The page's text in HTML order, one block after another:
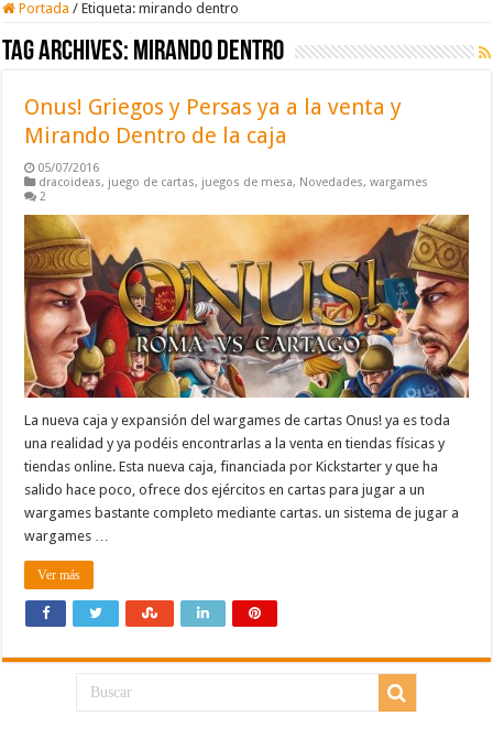
Portada / Etiqueta:mirando dentro
Tag Archives: mirando dentro
Onus! Griegos y Persas ya a la venta y
Mirando Dentro de la caja
05/07/2016
dracoideas, juego de cartas, juegos de mesa, Novedades,wargames
2
La nueva caja y expansión del wargames de cartas Onus! ya es toda
una realidad y ya podéis encontrarlas a la venta en tiendas físicas y
tiendas online. Esta nueva caja, financiada por Kickstarter y que ha
salido hace poco, ofrece dos ejércitos en cartas para jugar a un
wargames bastante completo mediante cartas. un sistema de jugar a
wargames …
Ver más